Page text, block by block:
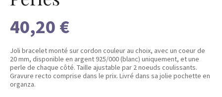
40,20 €
Joli bracelet monté sur cordon couleur au choix, avec un coeur de
20 mm, disponible en argent 925/000 (blanc) uniquement, et une
perle de chaque côté. Taille ajustable par 2 noeuds coulissants.
Gravure recto comprise dans le prix. Livré dans sa jolie pochette en
organza.